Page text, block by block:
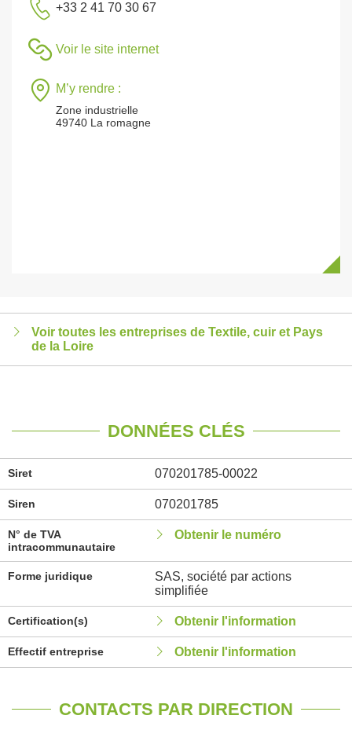
+33 2 41 70 30 67
Voir le site internet
M’y rendre :
Zone industrielle
49740 La romagne
Voir toutes les entreprises de Textile, cuir et Pays
de la Loire
DONNÉES CLÉS
Siret 070201785-00022
Siren 070201785
N° de TVA
intracommunautaire
Obtenir le numéro
Forme juridique
SAS, société par actions
simplifiée
Certification(s) Obtenir l'information
Effectif entreprise Obtenir l'information
CONTACTS PAR DIRECTION